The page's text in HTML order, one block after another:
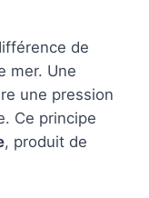
de
mer. Une
une pression
Ce principe
, produit de